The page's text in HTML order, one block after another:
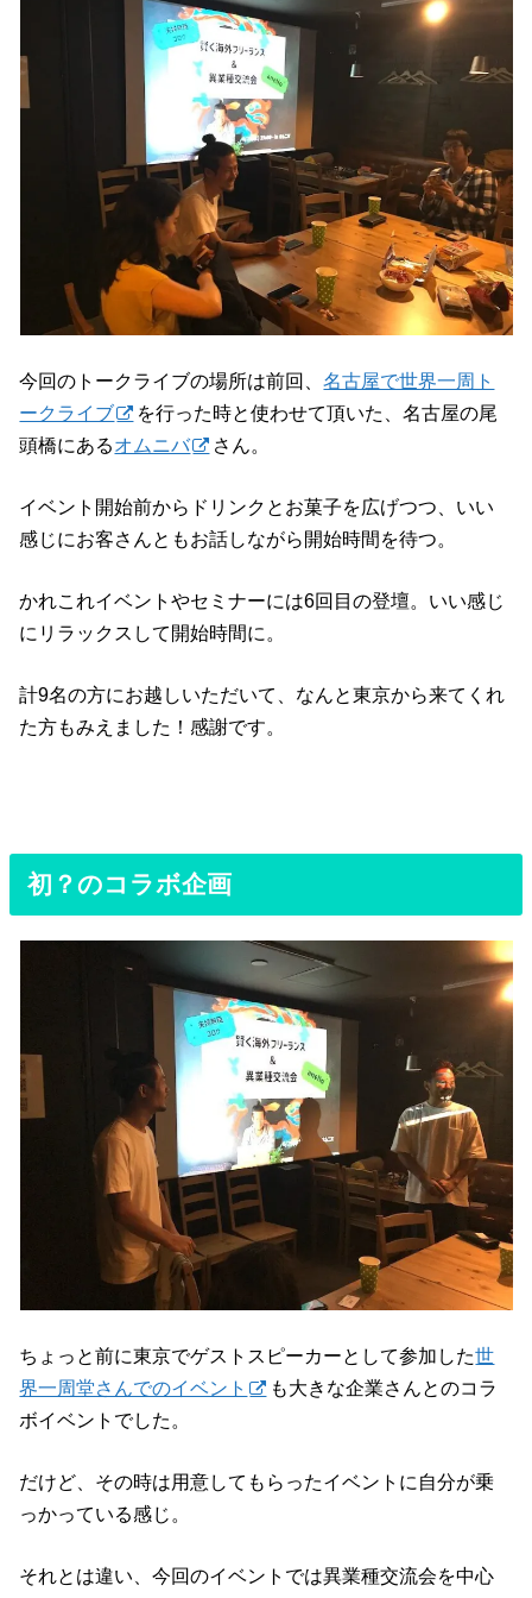
今回のトークライブの場所は前回、名古屋で世界一周ト
ークライブ
を行った時と使わせて頂いた、名古屋の尾
頭橋にあるオムニバ さん。
イベント開始前からドリンクとお菓子を広げつつ、いい
感じにお客さんともお話しながら開始時間を待つ。
かれこれイベントやセミナーには6回目の登壇。いい感じ
にリラックスして開始時間に。
計9名の方にお越しいただいて、なんと東京から来てくれ
た方もみえました！感謝です。
初？のコラボ企画
ちょっと前に東京でゲストスピーカーとして参加した世
界一周堂さんでのイベント
も大きな企業さんとのコラ
ボイベントでした。
だけど、その時は用意してもらったイベントに自分が乗
っかっている感じ。
それとは違い、今回のイベントでは異業種交流会を中心